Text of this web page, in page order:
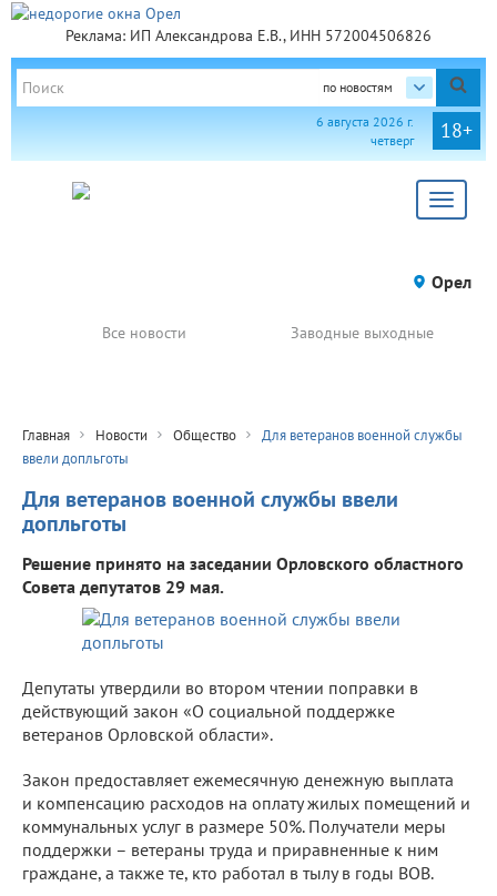
Реклама: ИП Александрова Е.В., ИНН 572004506826
по новостям
18+
6 августа 2026 г.
четверг
Toggle
Орел
Все новости Заводные выходные
Главная Новости Общество
Для ветеранов военной службы
ввели допльготы
Для ветеранов военной службы ввели
допльготы
Решение принято на заседании Орловского областного
Совета депутатов 29 мая.
Депутаты утвердили во втором чтении поправки в
действующий закон «О социальной поддержке
ветеранов Орловской области».
Закон предоставляет ежемесячную денежную выплата
и компенсацию расходов на оплату жилых помещений и
коммунальных услуг в размере 50%. Получатели меры
поддержки – ветераны труда и приравненные к ним
граждане, а также те, кто работал в тылу в годы ВОВ.